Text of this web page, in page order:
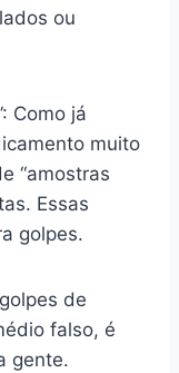
ou
Como já
muito
“amostras
Essas
golpes.
de
falso, é
gente.